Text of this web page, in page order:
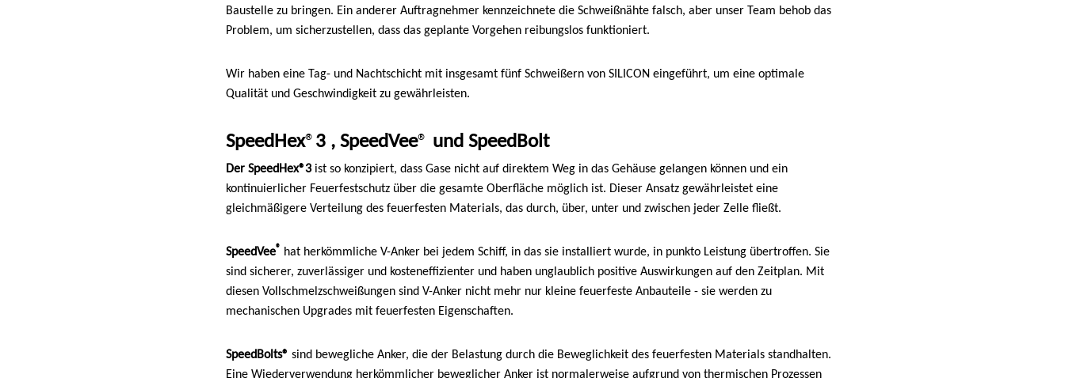
Baustelle zu bringen. Ein anderer Auftragnehmer kennzeichnete die Schweißnähte falsch, aber unser Team behob das
Problem, um sicherzustellen, dass das geplante Vorgehen reibungslos funktioniert.
Wir haben eine Tag- und Nachtschicht mit insgesamt fünf Schweißern von SILICON eingeführt, um eine optimale
Qualität und Geschwindigkeit zu gewährleisten.
SpeedHex® 3 , SpeedVee® und SpeedBolt
Der SpeedHex®3ist so konzipiert, dass Gase nicht auf direktem Weg in das Gehäuse gelangen können und ein
kontinuierlicher Feuerfestschutz über die gesamte Oberfläche möglich ist. Dieser Ansatz gewährleistet eine
gleichmäßigere Verteilung des feuerfesten Materials, das durch, über, unter und zwischen jeder Zelle fließt.
SpeedVee® hat herkömmliche V-Anker bei jedem Schiff, in das sie installiert wurde, in punkto Leistung übertroffen. Sie
sind sicherer, zuverlässiger und kosteneffizienter und haben unglaublich positive Auswirkungen auf den Zeitplan. Mit
diesen Vollschmelzschweißungen sind V-Anker nicht mehr nur kleine feuerfeste Anbauteile - sie werden zu
mechanischen Upgrades mit feuerfesten Eigenschaften.
SpeedBolts® sind bewegliche Anker, die der Belastung durch die Beweglichkeit des feuerfesten Materials standhalten.
Eine Wiederverwendung herkömmlicher beweglicher Anker ist normalerweise aufgrund von thermischen Prozessen